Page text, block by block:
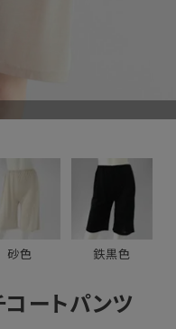
砂色 鉄黒色
ートパンツ